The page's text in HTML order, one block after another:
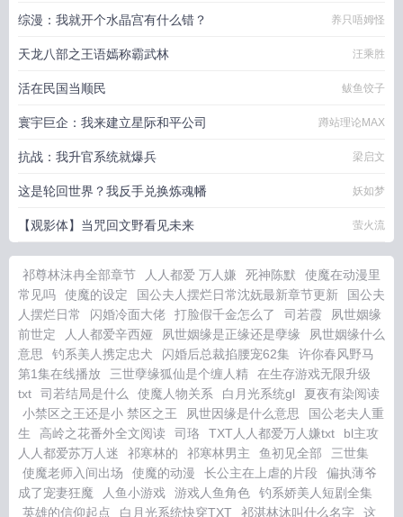
综漫：我就开个水晶宫有什么错？ 养只唔姆怪
天龙八部之王语嫣称霸武林 汪乘胜
活在民国当顺民 鲅鱼饺子
寰宇巨企：我来建立星际和平公司 蹲站理论MAX
抗战：我升官系统就爆兵 梁启文
这是轮回世界？我反手兑换炼魂幡 妖如梦
【观影体】当咒回文野看见未来 萤火流
祁尊林沫冉全部章节 人人都爱 万人嫌 死神陈默
使魔在动漫里
常见吗
使魔的设定 国公夫人摆烂日常沈妩最新章节更新
国公夫
人摆烂日常
闪婚冷面大佬 打脸假千金怎么了 司若霞
夙世姻缘
前世定
人人都爱辛西娅 夙世姻缘是正缘还是孽缘
夙世姻缘什么
意思
钓系美人携定忠犬 闪婚后总裁掐腰宠62集
许你春风野马
第1集在线播放
三世孽缘狐仙是个缠人精
在生存游戏无限升级
txt
司若结局是什么 使魔人物关系 白月光系统gl
夏夜有染阅读
小禁区之王还是小 禁区之王
夙世因缘是什么意思
国公老夫人重
生
高岭之花番外全文阅读 司珞 TXT人人都爱万人嫌txt
bl主攻
人人都爱苏万人迷
祁寒林的 祁寒林男主 鱼初见全部
三世集
使魔老师入间出场
使魔的动漫 长公主在上虐的片段
偏执薄爷
成了宠妻狂魔
人鱼小游戏 游戏人鱼角色
钓系娇美人短剧全集
英雄的信仰起点
白月光系统快穿TXT 祁湛林沐叫什么名字 这